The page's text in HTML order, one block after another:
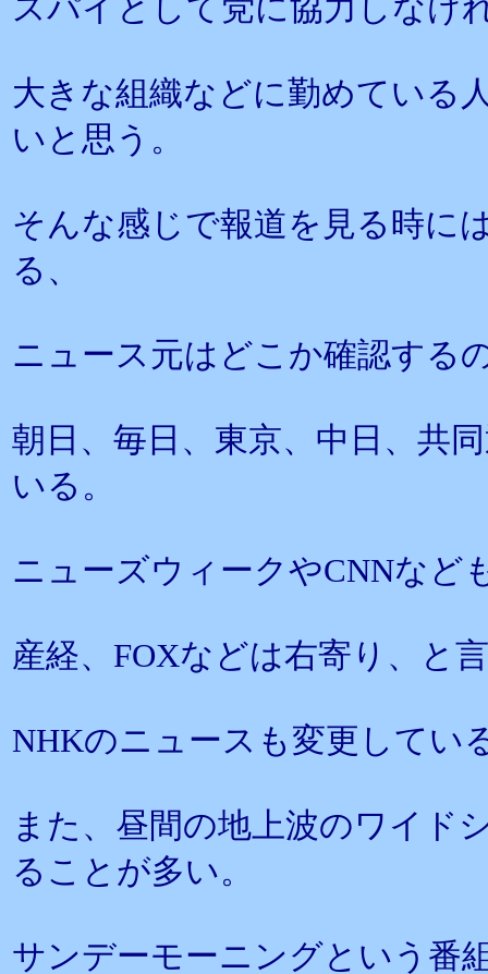
スパイとして党に協力しなけ
大きな組織などに勤めている
いと思う。
そんな感じで報道を見る時に
る、
ニュース元はどこか確認する
朝日、毎日、東京、中日、共
いる。
ニューズウィークやCNNなど
産経、FOXなどは右寄り、と
NHKのニュースも変更してい
また、昼間の地上波のワイド
ることが多い。
サンデーモーニングという番